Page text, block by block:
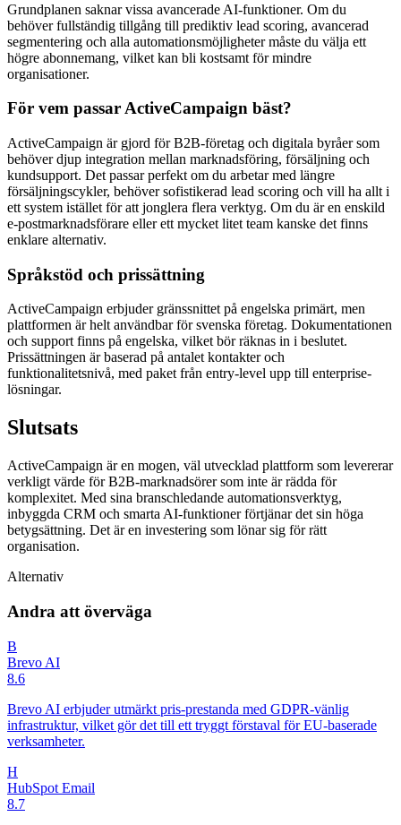
Grundplanen saknar vissa avancerade AI-funktioner. Om du
behöver fullständig tillgång till prediktiv lead scoring, avancerad
segmentering och alla automationsmöjligheter måste du välja ett
högre abonnemang, vilket kan bli kostsamt för mindre
organisationer.
För vem passar ActiveCampaign bäst?
ActiveCampaign är gjord för B2B-företag och digitala byråer som
behöver djup integration mellan marknadsföring, försäljning och
kundsupport. Det passar perfekt om du arbetar med längre
försäljningscykler, behöver sofistikerad lead scoring och vill ha allt i
ett system istället för att jonglera flera verktyg. Om du är en enskild
e-postmarknadsförare eller ett mycket litet team kanske det finns
enklare alternativ.
Språkstöd och prissättning
ActiveCampaign erbjuder gränssnittet på engelska primärt, men
plattformen är helt användbar för svenska företag. Dokumentationen
och support finns på engelska, vilket bör räknas in i beslutet.
Prissättningen är baserad på antalet kontakter och
funktionalitetsnivå, med paket från entry-level upp till enterprise-
lösningar.
Slutsats
ActiveCampaign är en mogen, väl utvecklad plattform som levererar
verkligt värde för B2B-marknadsörer som inte är rädda för
komplexitet. Med sina branschledande automationsverktyg,
inbyggda CRM och smarta AI-funktioner förtjänar det sin höga
betygsättning. Det är en investering som lönar sig för rätt
organisation.
Alternativ
Andra att överväga
B
Brevo AI
8.6
Brevo AI erbjuder utmärkt pris-prestanda med GDPR-vänlig
infrastruktur, vilket gör det till ett tryggt förstaval för EU-baserade
verksamheter.
H
HubSpot Email
8.7